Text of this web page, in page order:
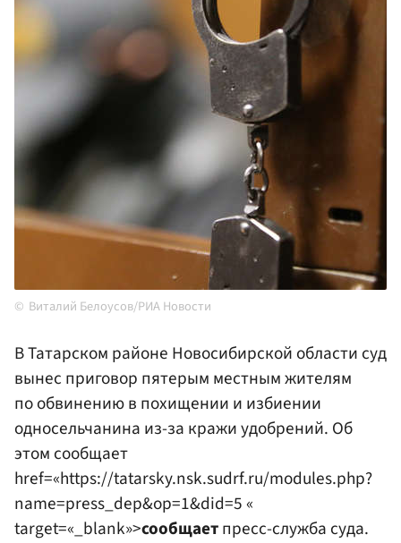
Виталий Белоусов/РИА Новости
В Татарском районе Новосибирской области суд
вынес приговор пятерым местным жителям
по обвинению в похищении и избиении
односельчанина из-за кражи удобрений. Об
этом сообщает
href=«https://tatarsky.nsk.sudrf.ru/modules.php?
name=press_dep&op=1&did=5 «
target=«_blank»>сообщаетпресс-служба суда.